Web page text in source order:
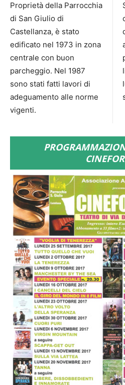
Proprietà della Parrocchia
di San Giulio di
Castellanza, è stato
edificato nel 1973 in zona
centrale con buon
parcheggio. Nel 1987
sono stati fatti lavori di
adeguamento alle norme
vigenti.